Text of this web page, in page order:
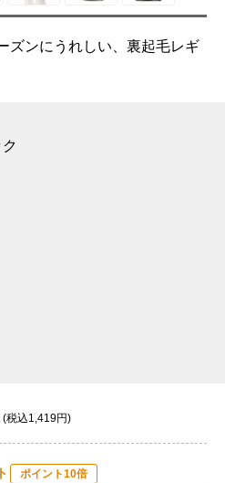
ズンにうれしい、裏起毛レギ
(税込1,419円)
ポイント10倍